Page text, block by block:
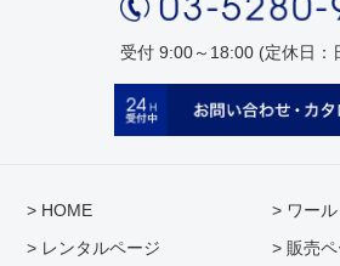
受付 9:00～18:00 (定休日：
> HOME
> ワー
> レンタルページ
> 販売